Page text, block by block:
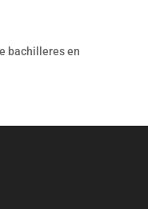
bachilleres en